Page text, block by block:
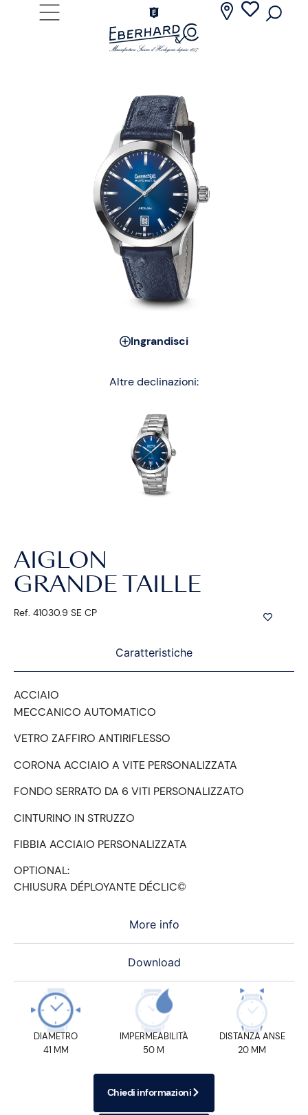
Ingrandisci
Altre declinazioni:
AIGLON
GRANDE TAILLE
Ref. 41030.9 SE CP
Caratteristiche
More info
Download
ACCIAIO
MECCANICO AUTOMATICO
VETRO ZAFFIRO ANTIRIFLESSO
CORONA ACCIAIO A VITE PERSONALIZZATA
FONDO SERRATO DA 6 VITI PERSONALIZZATO
CINTURINO IN STRUZZO
FIBBIA ACCIAIO PERSONALIZZATA
OPTIONAL:
CHIUSURA DÉPLOYANTE DÉCLIC©
DIAMETRO
41 MM
IMPERMEABILITÀ
50 M
DISTANZA ANSE
20 MM
Chiedi informazioni